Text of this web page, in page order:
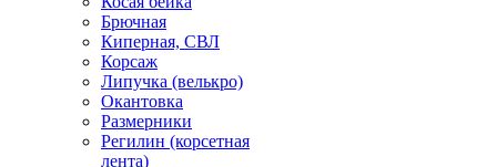
Брючная
Киперная, СВЛ
Корсаж
Липучка (велькро)
Окантовка
Размерники
Регилин (корсетная
лента)